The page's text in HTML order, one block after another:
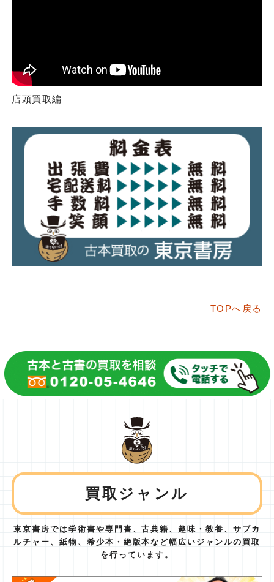
店頭買取編
TOPへ戻る
買取ジャンル
東京書房では学術書や専門書、古典籍、趣味・教養、サブカ
ルチャー、紙物、 希少本・絶版本など幅広いジャンルの買取
を行っています。